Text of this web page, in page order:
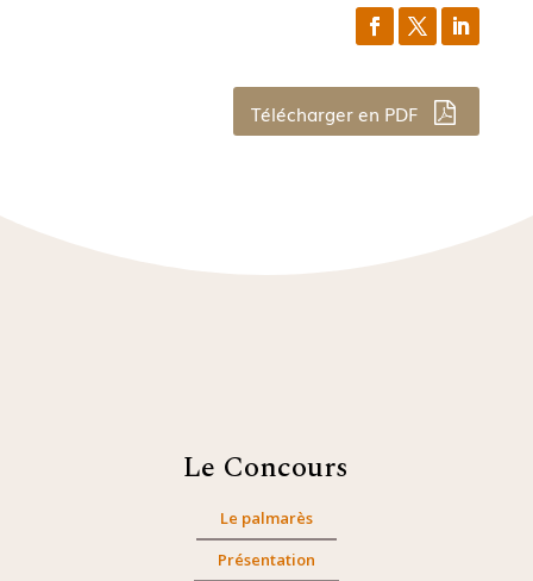
Télécharger en PDF
Le Concours
Le palmarès
Présentation